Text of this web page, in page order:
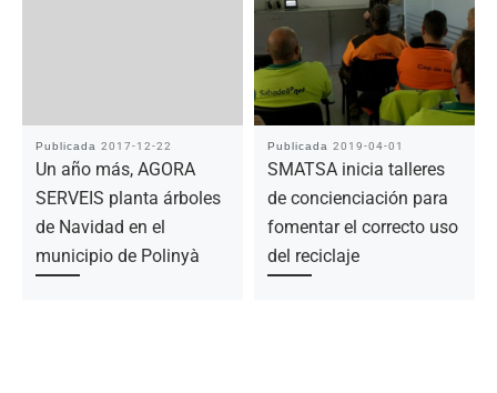
Publicada 2017-12-22
Un año más, AGORA
SERVEIS planta árboles
de Navidad en el
municipio de Polinyà
Publicada 2019-04-01
SMATSA inicia talleres
de concienciación para
fomentar el correcto uso
del reciclaje